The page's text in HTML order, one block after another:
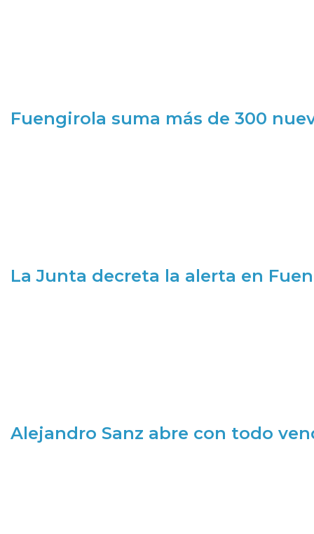
Fuengirola suma más de 300
La Junta decreta la alerta en
Alejandro Sanz abre con todo